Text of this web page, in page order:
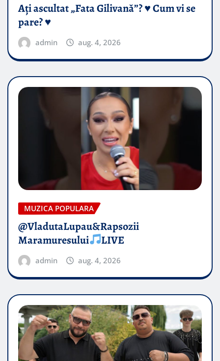
Ați ascultat „Fata Gilivană”? ♥️ Cum vi se
pare? ♥️
admin aug. 4, 2026
MUZICA POPULARA
@VladutaLupau&Rapsozii
Maramuresului
LIVE
admin aug. 4, 2026